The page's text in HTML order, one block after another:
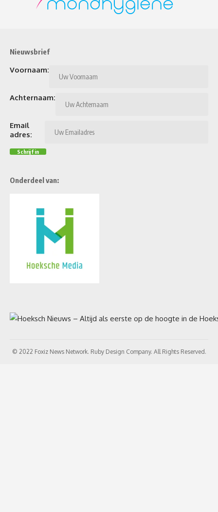
Nieuwsbrief
Voornaam:
Achternaam:
Email
adres:
Onderdeel van:
© 2022 Foxiz News Network. Ruby Design Company. All Rights Reserved.